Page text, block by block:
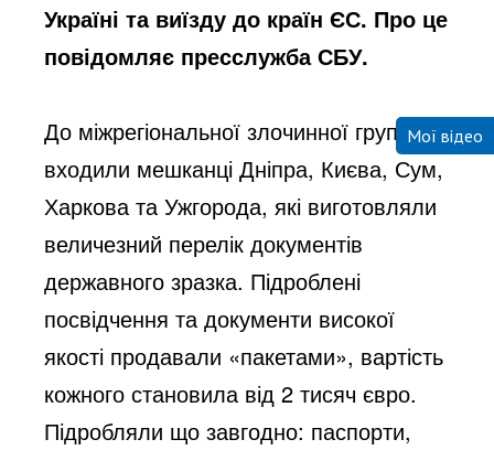
Україні та виїзду до країн ЄС. Про це
повідомляє пресслужба СБУ.
До міжрегіональної злочинної групи
входили мешканці Дніпра, Києва, Сум,
Харкова та Ужгорода, які виготовляли
величезний перелік документів
державного зразка. Підроблені
посвідчення та документи високої
якості продавали «пакетами», вартість
кожного становила від 2 тисяч євро.
Підробляли що завгодно: паспорти,
Мої відео